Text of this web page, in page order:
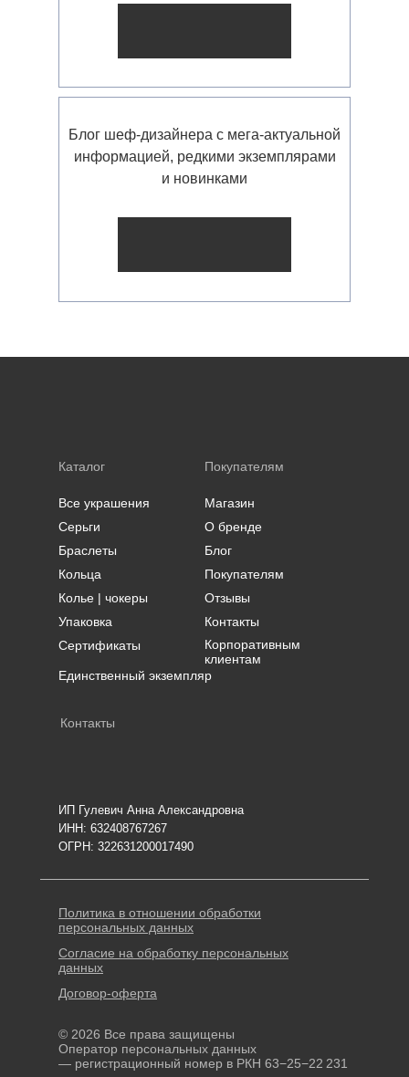
Блог шеф-дизайнера с мега-актуальной
информацией, редкими экземплярами
и новинками
Договор-оферта
Согласие на обработку персональных
данных
Политика в отношении обработки
персональных данных
© 2026 Все права защищены
Оператор персональных данных
— регистрационный номер в РКН 63−25−22 231
Каталог
Все украшения
Покупателям
Серьги
Браслеты
Кольца
Колье | чокеры
Упаковка
Сертификаты
Единственный экземпляр
Магазин
О бренде
Блог
Покупателям
Отзывы
Контакты
Корпоративным
клиентам
ИП Гулевич Анна Александровна
ИНН: 632408767267
ОГРН: 322631200017490
Контакты